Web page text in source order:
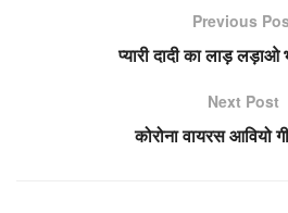
Previous
प्यारी दादी का लाड़
Next Post
कोरोना वायरस आवियो